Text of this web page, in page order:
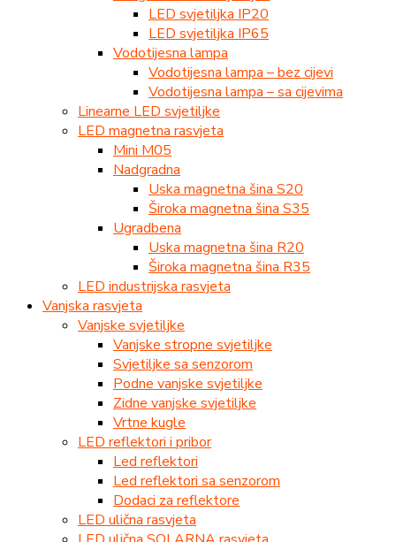
LED svjetiljka IP20
LED svjetiljka IP65
Vodotijesna lampa
Vodotijesna lampa – bez cijevi
Vodotijesna lampa – sa cijevima
Linearne LED svjetiljke
LED magnetna rasvjeta
Mini M05
Nadgradna
Uska magnetna šina S20
Široka magnetna šina S35
Ugradbena
Uska magnetna šina R20
Široka magnetna šina R35
LED industrijska rasvjeta
Vanjska rasvjeta
Vanjske svjetiljke
Vanjske stropne svjetiljke
Svjetiljke sa senzorom
Podne vanjske svjetiljke
Zidne vanjske svjetiljke
Vrtne kugle
LED reflektori i pribor
Led reflektori
Led reflektori sa senzorom
Dodaci za reflektore
LED ulična rasvjeta